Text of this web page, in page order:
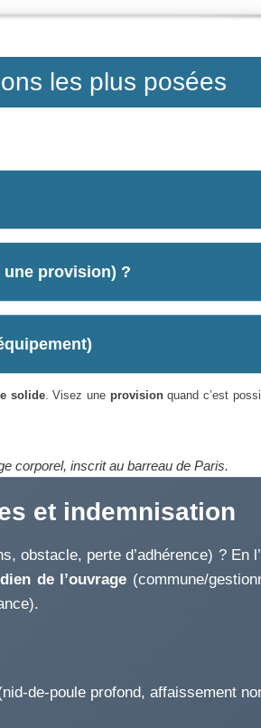
les plus posées
provision) ?
solide. Visez une provisionquand c’est
corporel, inscrit au barreau de Paris.
et indemnisation
obstacle, perte d’adhérence) ? En
de l’ouvrage (commune/
de-poule profond, affaissement